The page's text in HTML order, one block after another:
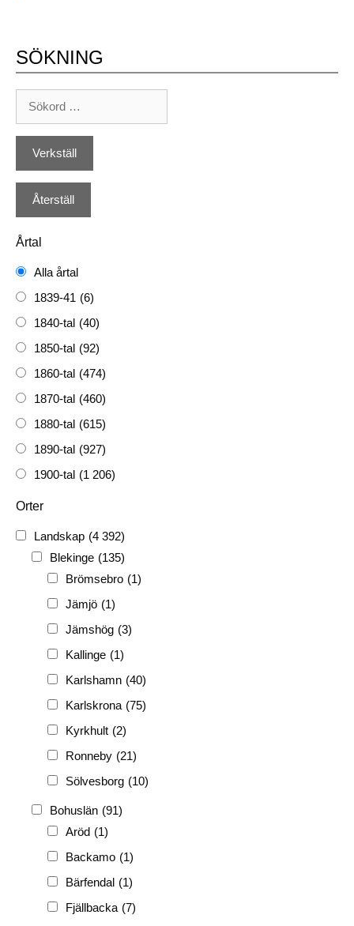
SÖKNING
Årtal
Alla årtal
1839-41 (6)
1840-tal (40)
1850-tal (92)
1860-tal (474)
1870-tal (460)
1880-tal (615)
1890-tal (927)
1900-tal (1 206)
FH
(338)
FRG
(3 189)
PF (3 882)
PIONJÄR (129)
Orter
Landskap (4 392)
Blekinge (135)
Brömsebro (1)
Jämjö (1)
Jämshög (3)
Kallinge (1)
Karlshamn (40)
Karlskrona (75)
Kyrkhult (2)
Ronneby (21)
Sölvesborg (10)
Bohuslän (91)
Aröd (1)
Backamo (1)
Bärfendal (1)
Fjällbacka (7)